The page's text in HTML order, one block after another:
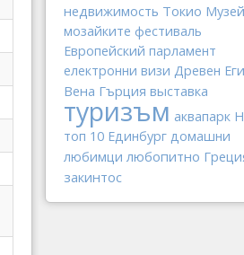
недвижимость Токио
мозайките фестиваль
Европейский парламент
електронни визи Древен
Вена Гърция выставка
туризъм аквапарк
топ 10 Единбург домашни
любимци любопитно
закинтос